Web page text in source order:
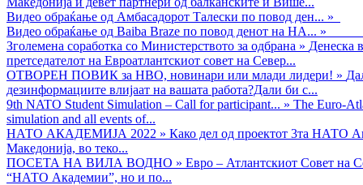
Видео обраќањe од Амбасадорот Талески по повод ден... »
Видео обраќање од Baiba Braze по повод денот на НА... »
Зголемена соработка со Министерството за одбрана » Денеска
претседателот на Евроатлантскиот совет на Север...
ОТВОРЕН ПОВИК за НВО, новинари или млади лидери! »
дезинформациите влијаат на вашата работа?Дали би с...
9th NATO Student Simulation – Call for participant... » The Euro-
simulation and all events of...
НАТО АКАДЕМИЈА 2022 » Како дел од проектот 3та НАТО
Македонија, во теко...
ПОСЕТА НА ВИЛА ВОДНО » Евро – Атлантскиот Совет на
“НАТО Академии”, но и по...